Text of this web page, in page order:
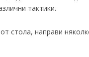
тактики.
стола, направи